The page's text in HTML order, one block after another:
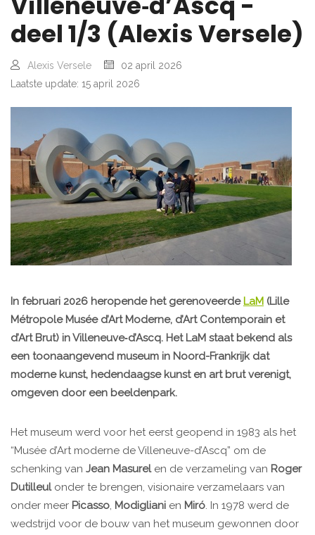
deel 1/3 (Alexis Versele)
Alexis Versele
02 april 2026
Laatste update: 15 april 2026
In februari 2026 heropende het gerenoveerde LaM (Lille
Métropole Musée d’Art Moderne, d’Art Contemporain et
d’Art Brut) in Villeneuve‑d’Ascq. Het LaM staat bekend als
een toonaangevend museum in Noord-Frankrijk dat
moderne kunst, hedendaagse kunst en art brut verenigt,
omgeven door een beeldenpark.
Het museum werd voor het eerst geopend in 1983 als het
“Musée d’Art moderne de Villeneuve-d’Ascq” om de
schenking van Jean Masurelen de verzameling van Roger
Dutilleulonder te brengen, visionaire verzamelaars van
onder meer Picasso, Modigliani en Miró. In 1978 werd de
wedstrijd voor de bouw van het museum gewonnen door